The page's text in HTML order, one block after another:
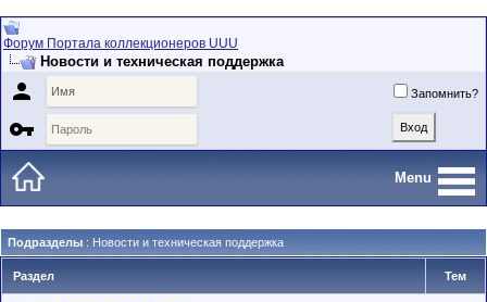
Форум Портала коллекционеров UUU
Новости и техническая поддержка
 Запомнить?

Menu
Подразделы : Новости и техническая поддержка
Раздел Тем